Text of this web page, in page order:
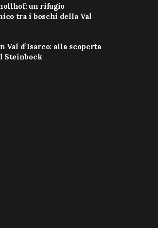
un rifugio
tra i boschi della Val
Val d’Isarco: alla scoperta
Steinbock